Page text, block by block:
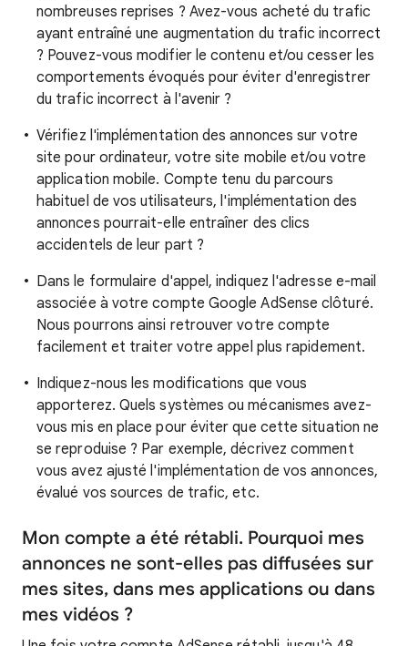
nombreuses reprises ? Avez-vous acheté du trafic
ayant entraîné une augmentation du trafic incorrect
? Pouvez-vous modifier le contenu et/ou cesser les
comportements évoqués pour éviter d'enregistrer
du trafic incorrect à l'avenir ?
Vérifiez l'implémentation des annonces sur votre
site pour ordinateur, votre site mobile et/ou votre
application mobile. Compte tenu du parcours
habituel de vos utilisateurs, l'implémentation des
annonces pourrait-elle entraîner des clics
accidentels de leur part ?
Dans le formulaire d'appel, indiquez l'adresse e-mail
associée à votre compte Google AdSense clôturé.
Nous pourrons ainsi retrouver votre compte
facilement et traiter votre appel plus rapidement.
Indiquez-nous les modifications que vous
apporterez. Quels systèmes ou mécanismes avez-
vous mis en place pour éviter que cette situation ne
se reproduise ? Par exemple, décrivez comment
vous avez ajusté l'implémentation de vos annonces,
évalué vos sources de trafic, etc.
Mon compte a été rétabli. Pourquoi mes
annonces ne sont-elles pas diffusées sur
mes sites, dans mes applications ou dans
mes vidéos ?